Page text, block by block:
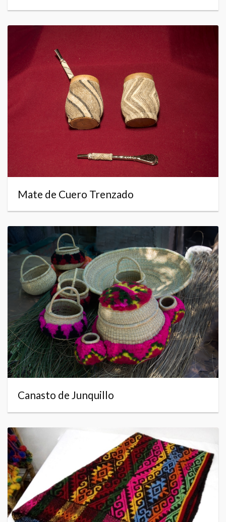
Mate de Cuero Trenzado
Canasto de Junquillo